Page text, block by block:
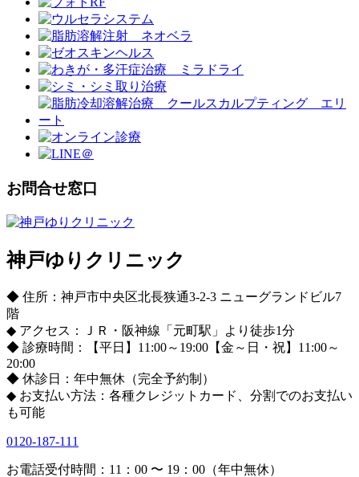
お問合せ窓口
神戸ゆりクリニック
◆ 住所：神戸市中央区北長狭通3-2-3 ニューグランドビル7
階
◆ アクセス：ＪＲ・阪神線「元町駅」より徒歩1分
◆ 診療時間：【平日】11:00～19:00【金～日・祝】11:00～
20:00
◆ 休診日：年中無休（完全予約制）
◆ お支払い方法：各種クレジットカード、分割でのお支払い
も可能
0120-187-111
お電話受付時間：11：00 〜 19：00（年中無休）